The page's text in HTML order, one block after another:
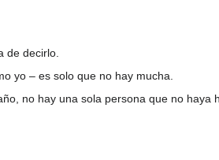
de decirlo.
yo – es solo que no hay mucha.
no hay una sola persona que no haya